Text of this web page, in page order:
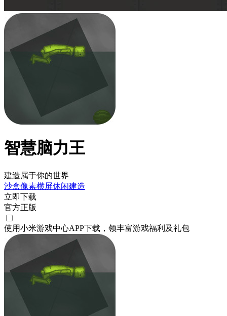
智慧脑力王
建造属于你的世界
沙盒像素横屏休闲建造
立即下载
官方正版
使用小米游戏中心APP下载 ，领丰富游戏福利 及礼包